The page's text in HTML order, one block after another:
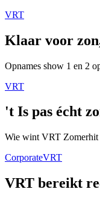
VRT
Klaar voor
Opnames show 1 en 2
VRT
't Is pas écht
Wie wint VRT Zomerhit
CorporateVRT
VRT bereikt